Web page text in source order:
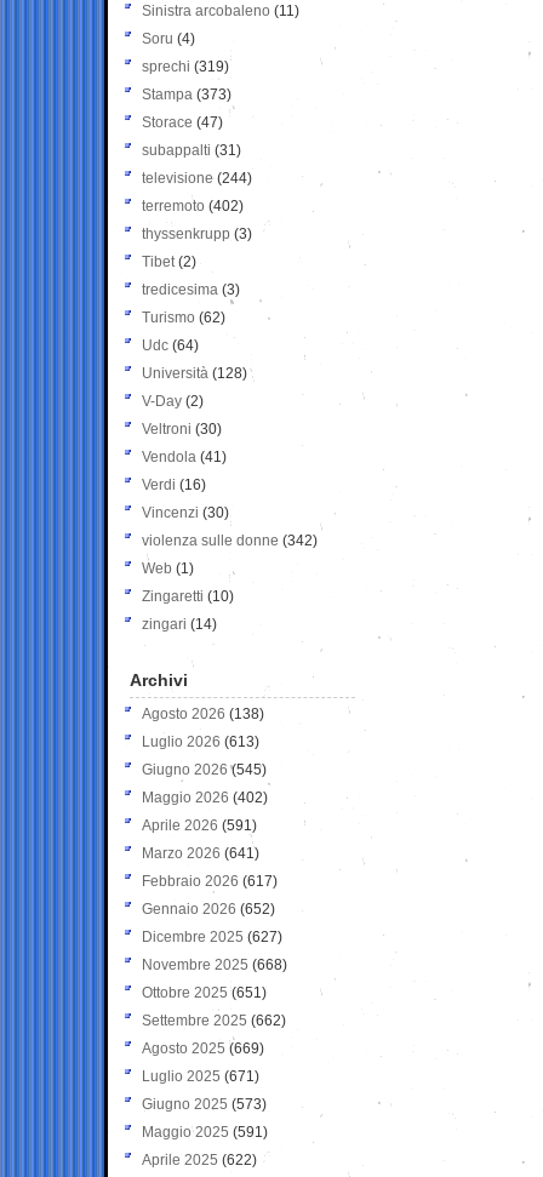
Sinistra arcobaleno (11)
Soru (4)
sprechi (319)
Stampa (373)
Storace (47)
subappalti (31)
televisione(244)
terremoto (402)
thyssenkrupp (3)
Tibet(2)
tredicesima (3)
Turismo (62)
Udc (64)
Università (128)
V-Day (2)
Veltroni (30)
Vendola (41)
Verdi (16)
Vincenzi (30)
violenza sulle donne (342)
Web (1)
Zingaretti (10)
zingari (14)
Archivi
Agosto 2026 (138)
Luglio 2026 (613)
Giugno 2026 (545)
Maggio 2026 (402)
Aprile 2026 (591)
Marzo 2026 (641)
Febbraio 2026 (617)
Gennaio 2026 (652)
Dicembre 2025 (627)
Novembre 2025 (668)
Ottobre 2025 (651)
Settembre 2025 (662)
Agosto 2025 (669)
Luglio 2025 (671)
Giugno 2025 (573)
Maggio 2025 (591)
Aprile 2025 (622)